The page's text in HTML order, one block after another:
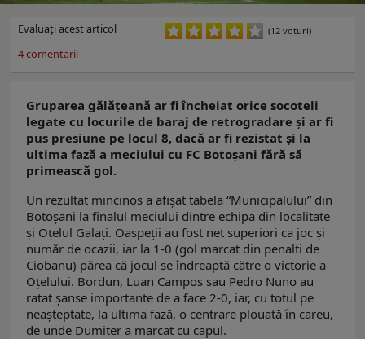
Evaluaţi acest articol (12 voturi)
4comentarii
Gruparea gălățeană ar fi încheiat orice socoteli
legate cu locurile de baraj de retrogradare și ar fi
pus presiune pe locul 8, dacă ar fi rezistat și la
ultima fază a meciului cu FC Botoșani fără să
primească gol.
Un rezultat mincinos a afișat tabela “Municipalului” din
Botoșani la finalul meciului dintre echipa din localitate
și Oțelul Galați. Oaspeții au fost net superiori ca joc și
număr de ocazii, iar la 1-0 (gol marcat din penalti de
Ciobanu) părea că jocul se îndreaptă către o victorie a
Oțelului. Bordun, Luan Campos sau Pedro Nuno au
ratat șanse importante de a face 2-0, iar, cu totul pe
neaşteptate, la ultima fază, o centrare plouată în careu,
de unde Dumiter a marcat cu capul.